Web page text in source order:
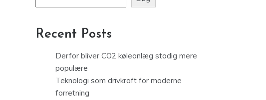
Recent Posts
Derfor bliver CO2 køleanlæg stadig mere
populære
Teknologi som drivkraft for moderne
forretning